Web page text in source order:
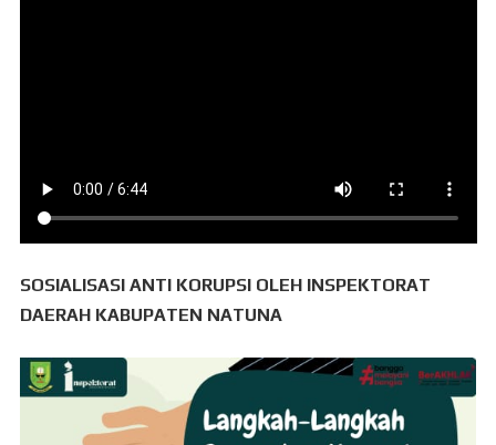
SOSIALISASI ANTI KORUPSI OLEH INSPEKTORAT
DAERAH KABUPATEN NATUNA